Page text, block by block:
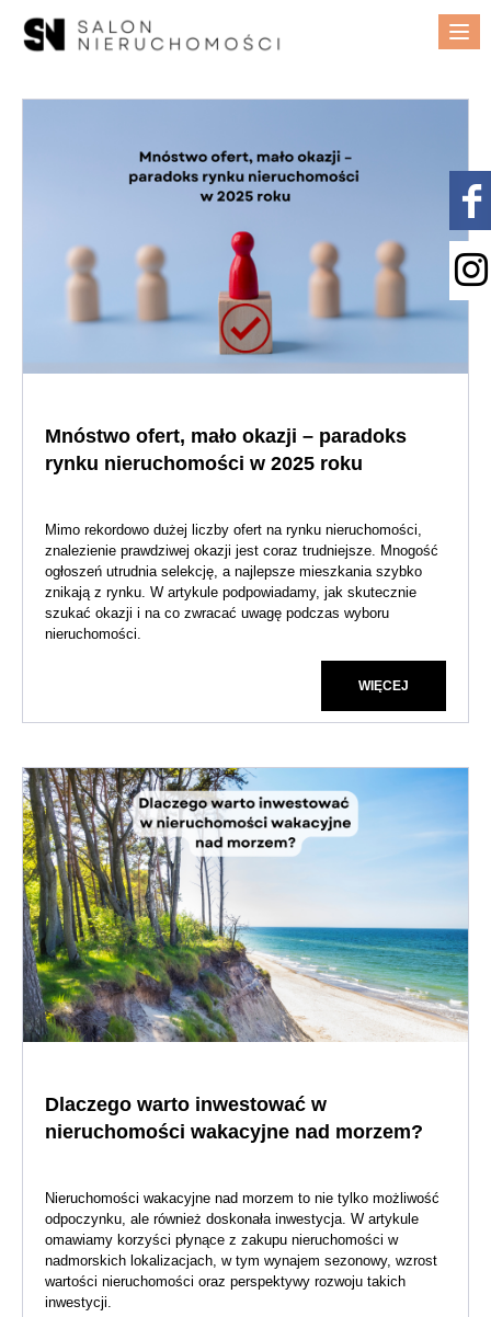
Mnóstwo ofert, mało okazji – paradoks
rynku nieruchomości w 2025 roku
Mimo rekordowo dużej liczby ofert na rynku nieruchomości,
znalezienie prawdziwej okazji jest coraz trudniejsze. Mnogość
ogłoszeń utrudnia selekcję, a najlepsze mieszkania szybko
znikają z rynku. W artykule podpowiadamy, jak skutecznie
szukać okazji i na co zwracać uwagę podczas wyboru
nieruchomości.
WIĘCEJ
Dlaczego warto inwestować w
nieruchomości wakacyjne nad morzem?
Nieruchomości wakacyjne nad morzem to nie tylko możliwość
odpoczynku, ale również doskonała inwestycja. W artykule
omawiamy korzyści płynące z zakupu nieruchomości w
nadmorskich lokalizacjach, w tym wynajem sezonowy, wzrost
wartości nieruchomości oraz perspektywy rozwoju takich
inwestycji.